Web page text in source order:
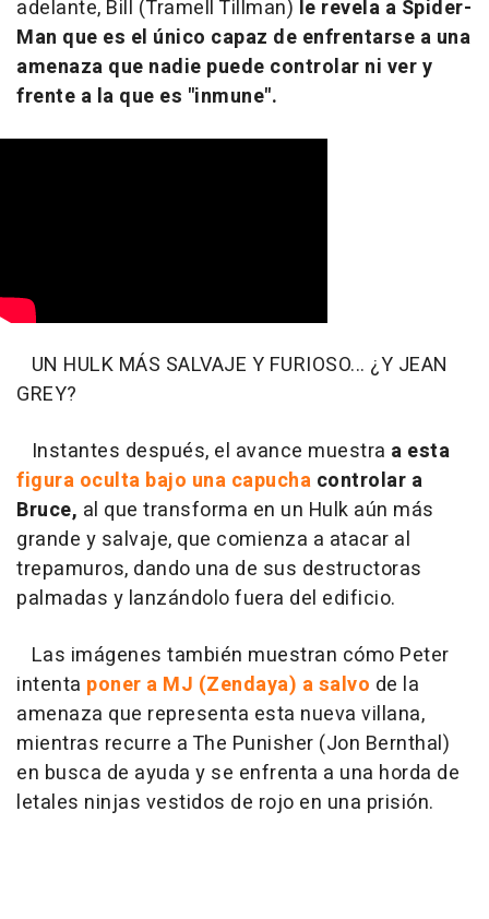
adelante, Bill (Tramell Tillman) le revela a Spider-
Man que es el único capaz de enfrentarse a una
amenaza que nadie puede controlar ni ver y
frente a la que es "inmune".
UN HULK MÁS SALVAJE Y FURIOSO... ¿Y JEAN
GREY?
Instantes después, el avance muestra a esta
figura oculta bajo una capucha controlar a
Bruce, al que transforma en un Hulk aún más
grande y salvaje, que comienza a atacar al
trepamuros, dando una de sus destructoras
palmadas y lanzándolo fuera del edificio.
Las imágenes también muestran cómo Peter
intenta poner a MJ (Zendaya) a salvo de la
amenaza que representa esta nueva villana,
mientras recurre a The Punisher (Jon Bernthal)
en busca de ayuda y se enfrenta a una horda de
letales ninjas vestidos de rojo en una prisión.